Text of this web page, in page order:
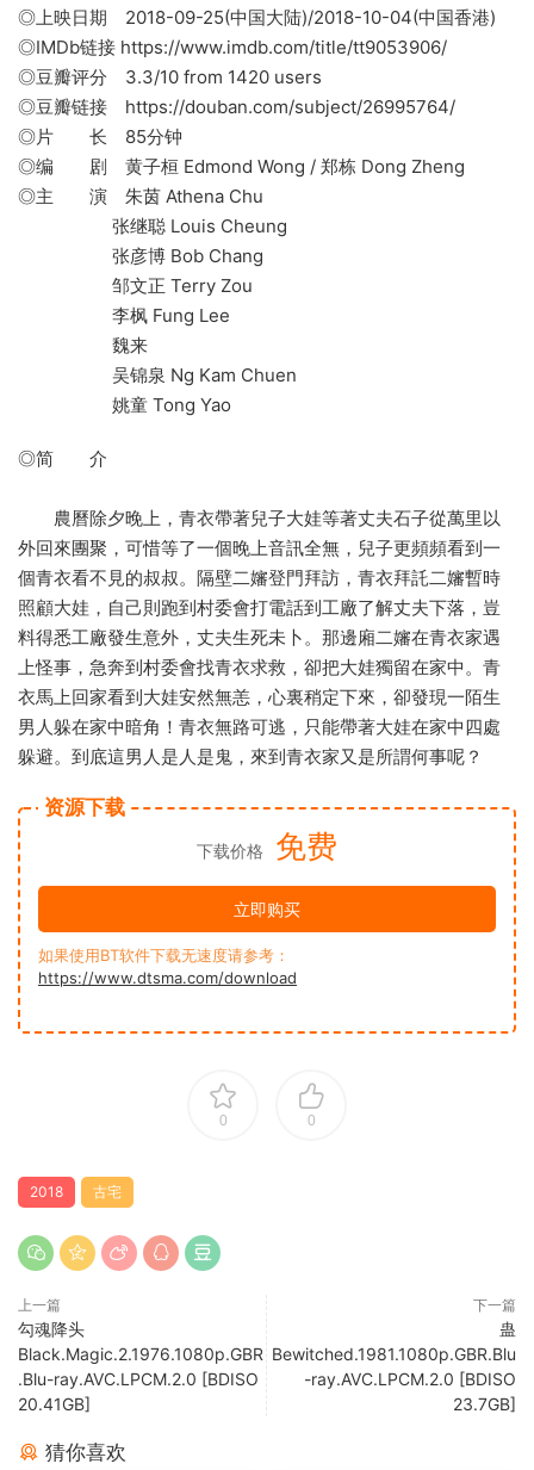
◎上映日期 2018-09-25(中国大陆)/2018-10-04(中国香港)
◎IMDb链接 https://www.imdb.com/title/tt9053906/
◎豆瓣评分 3.3/10 from 1420 users
◎豆瓣链接 https://douban.com/subject/26995764/
◎片 长 85分钟
◎编 剧 黄子桓 Edmond Wong / 郑栋 Dong Zheng
◎主 演 朱茵 Athena Chu
张继聪 Louis Cheung
张彦博 Bob Chang
邹文正 Terry Zou
李枫 Fung Lee
魏来
吴锦泉 Ng Kam Chuen
姚童 Tong Yao
◎简 介
農曆除夕晚上，青衣帶著兒子大娃等著丈夫石子從萬里以
外回來團聚，可惜等了一個晚上音訊全無，兒子更頻頻看到一
個青衣看不見的叔叔。隔壁二嬸登門拜訪，青衣拜託二嬸暫時
照顧大娃，自己則跑到村委會打電話到工廠了解丈夫下落，豈
料得悉工廠發生意外，丈夫生死未卜。那邊廂二嬸在青衣家遇
上怪事，急奔到村委會找青衣求救，卻把大娃獨留在家中。青
衣馬上回家看到大娃安然無恙，心裏稍定下來，卻發現一陌生
男人躲在家中暗角！青衣無路可逃，只能帶著大娃在家中四處
躲避。到底這男人是人是鬼，來到青衣家又是所謂何事呢？
资源下载
下载价格 免费
立即购买
如果使用BT软件下载无速度请参考：
https://www.dtsma.com/download
0 0
2018 古宅
上一篇
勾魂降头
Black.Magic.2.1976.1080p.GBR
.Blu-ray.AVC.LPCM.2.0 [BDISO
20.41GB]
下一篇
蛊
Bewitched.1981.1080p.GBR.Blu
-ray.AVC.LPCM.2.0 [BDISO
23.7GB]
猜你喜欢